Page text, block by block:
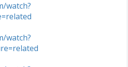
watch?
watch?